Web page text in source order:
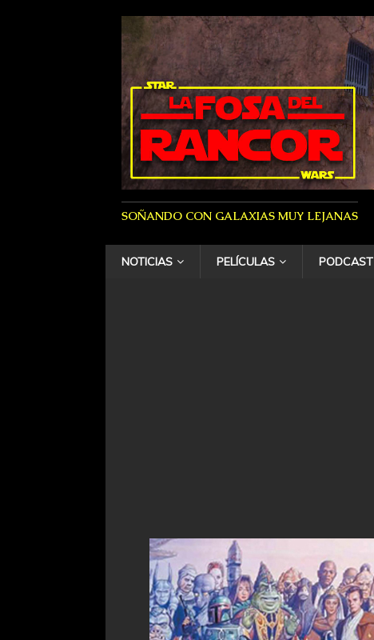
SOÑANDO CON GALAXIAS MUY LEJANAS
NOTICIAS PELÍCULAS PODCAST